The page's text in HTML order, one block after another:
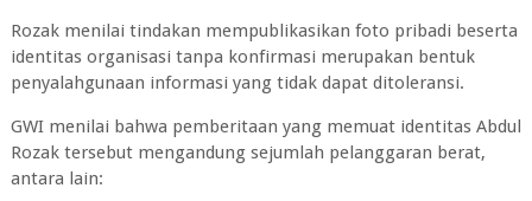
Rozak menilai tindakan mempublikasikan foto pribadi beserta
identitas organisasi tanpa konfirmasi merupakan bentuk
penyalahgunaan informasi yang tidak dapat ditoleransi.
GWI menilai bahwa pemberitaan yang memuat identitas Abdul
Rozak tersebut mengandung sejumlah pelanggaran berat,
antara lain: